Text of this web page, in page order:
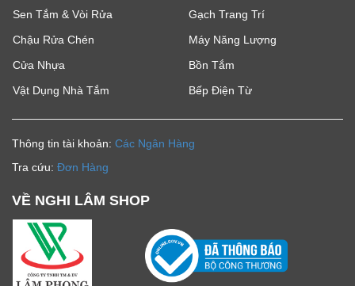
Sen Tắm & Vòi Rửa
Gạch Trang Trí
Chậu Rửa Chén
Máy Năng Lượng
Cửa Nhựa
Bồn Tắm
Vật Dụng Nhà Tắm
Bếp Điện Từ
Thông tin tài khoản: Các Ngân Hàng
Tra cứu: Đơn Hàng
VỀ NGHI LÂM SHOP